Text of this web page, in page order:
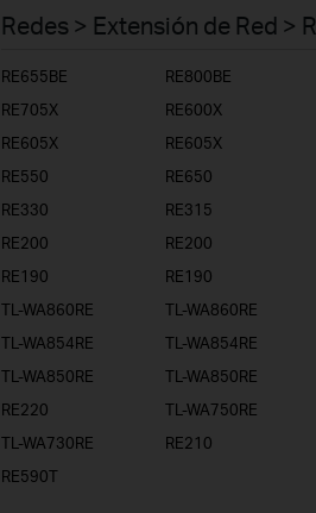
Empresas
Telcos & ISP
Redes > Extensión de Red >
RE655BE RE800BE
RE705X
RE600X
RE605X
RE605X
RE550
RE650
RE330
RE315
RE200
RE200
RE190
RE190
TL-WA860RE
TL-WA860RE
TL-WA854RE
TL-WA854RE
TL-WA850RE
TL-WA850RE
RE220
TL-WA750RE
TL-WA730RE
RE210
RE590T